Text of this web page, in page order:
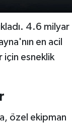
4.6 milyar
en acil
için esneklik
özel ekipman